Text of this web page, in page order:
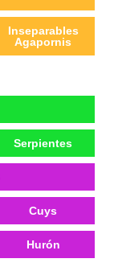
Inseparables
Agapornis
Serpientes
Cuys
Hurón